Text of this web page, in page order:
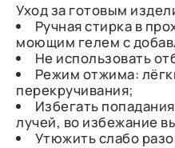
Уход за готовым
Ручная стирка в
моющим гелем с
Не использовать
Режим отжима:
перекручивания;
Избегать
лучей, во избежание
Утюжить слабо